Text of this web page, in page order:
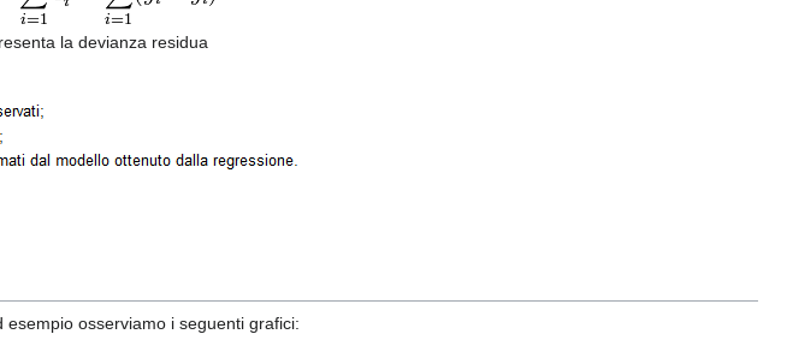
la devianza residua
osserviamo i seguenti grafici: